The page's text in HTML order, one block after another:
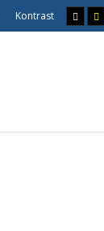
Kontrast